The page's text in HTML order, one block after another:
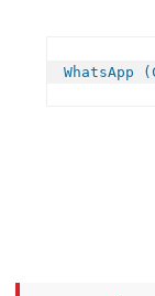
WhatsApp